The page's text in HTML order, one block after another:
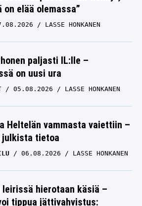
LASSE HONKANEN
paljasti IL:lle –
on uusi ura
05.08.2026
Heltelän vammasta vaiettiin –
julkista tietoa
06.08.2026
leirissä hierotaan käsiä –
tippua jättivahvistus: